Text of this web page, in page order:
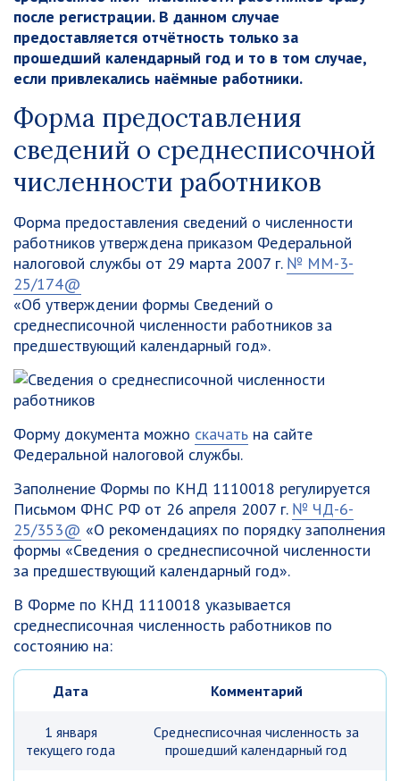
после регистрации. В данном случае
предоставляется отчётность только за
прошедший календарный год и то в том случае,
если привлекались наёмные работники.
Форма предоставления
сведений о среднесписочной
численности работников
Форма предоставления сведений о численности
работников утверждена приказом Федеральной
налоговой службы от 29 марта 2007 г. № ММ-3-
25/174@
«Об утверждении формы Сведений о
среднесписочной численности работников за
предшествующий календарный год».
Форму документа можно скачать на сайте
Федеральной налоговой службы.
Заполнение Формы по КНД 1110018 регулируется
Письмом ФНС РФ от 26 апреля 2007 г. № ЧД-6-
25/353@ «О рекомендациях по порядку заполнения
формы «Сведения о среднесписочной численности
за предшествующий календарный год».
В Форме по КНД 1110018 указывается
среднесписочная численность работников по
состоянию на:
Дата Комментарий
1 января
текущего года
Среднесписочная численность за
прошедший календарный год